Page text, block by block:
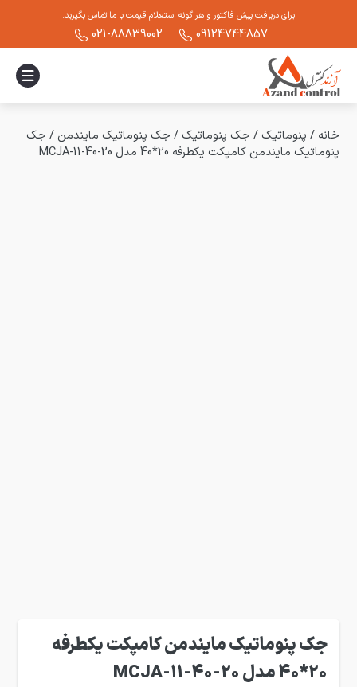
برای دریافت پیش فاکتور و هر گونه استعلام قیمت با ما تماس بگیرید.
09124744857
021-88839002
خانه / پنوماتیک / جک پنوماتیک / جک پنوماتیک مایندمن / جک
پنوماتیک مایندمن کامپکت یکطرفه 20*40 مدل MCJA-11-40-20
جک پنوماتیک مایندمن کامپکت یکطرفه
20*40 مدل MCJA-11-40-20